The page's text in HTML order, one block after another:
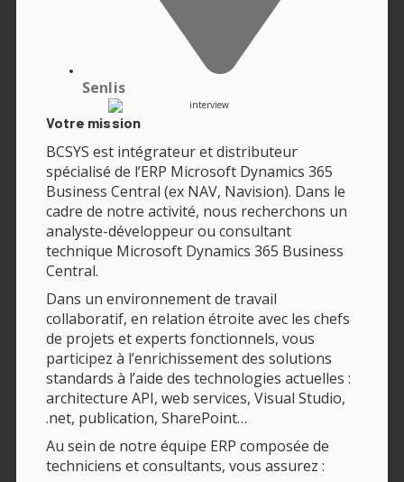
Senlis
Votre mission
BCSYS est intégrateur et distributeur
spécialisé de l’ERP Microsoft Dynamics 365
Business Central (ex NAV, Navision). Dans le
cadre de notre activité, nous recherchons un
analyste-développeur ou consultant
technique Microsoft Dynamics 365 Business
Central.
Dans un environnement de travail
collaboratif, en relation étroite avec les chefs
de projets et experts fonctionnels, vous
participez à l’enrichissement des solutions
standards à l’aide des technologies actuelles :
architecture API, web services, Visual Studio,
.net, publication, SharePoint…
Au sein de notre équipe ERP composée de
techniciens et consultants, vous assurez :